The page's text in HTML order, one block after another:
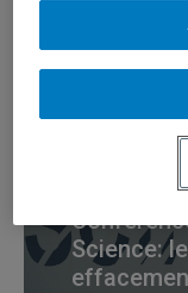
Coeur
Science: